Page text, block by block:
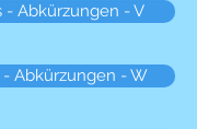
- Abkürzungen - V
Abkürzungen - W